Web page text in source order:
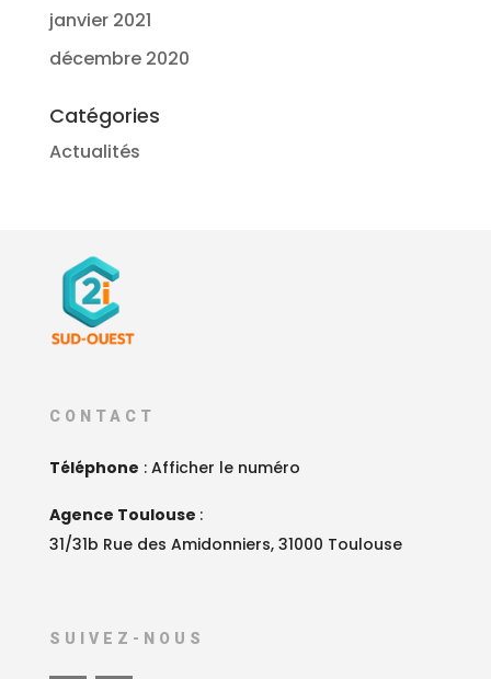
janvier 2021
décembre 2020
Catégories
Actualités
CONTACT
Téléphone : Afficher le numéro
Agence Toulouse :
31/31b Rue des Amidonniers, 31000 Toulouse
SUIVEZ-NOUS